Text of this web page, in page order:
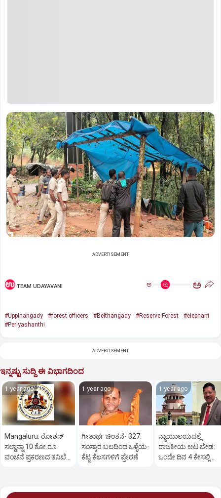
ADVERTISEMENT
TEAM UDAYAVANI ಅ ಅ
#Uppinangady #forest officers #Belthangady #Reserve Forest
#elephant
#Periyashanthi
ADVERTISEMENT
ಇನ್ನಷ್ಟು ಸುದ್ದಿ ಈ ವಿಭಾಗದಿಂದ
1 year ago
Mangaluru: ರೋಶನ್‌
ಸಲ್ಡಾನ್ಹಾ 10 ಕೋ.ರೂ.
ವಂಚನೆ ಪ್ರಕರಣದ ತನಿಖೆ
1 year ago
ಗೀತಾರ್ಥ ಚಿಂತನೆ- 327:
ಸಂಸ್ಕಾರ ಬಲದಿಂದ ಒಳ್ಳೆಯ-
ಕೆಟ್ಟ ಕೆಲಸಗಳಿಗೆ ಪ್ರೇರಣೆ
1 year ago
ನ್ಯಾಯಾಲಯದಲ್ಲಿ
ರಾಜಕೀಯ ಆಟ ಬೇಡ:
ಒಂದೇ ದಿನ 4 ಕೇಸಲ್ಲಿ